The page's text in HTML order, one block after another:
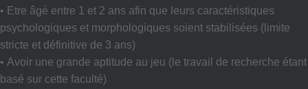
• Etre âgé entre 1 et 2 ans afin que leurs caractéristiques
psychologiques et morphologiques soient stabilisées (limite
stricte et définitive de 3 ans)
• Avoir une grande aptitude au jeu (le travail de recherche étant
basé sur cette faculté)